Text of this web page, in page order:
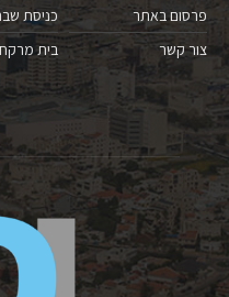
פרסום באתר
צור קשר
כניסת
בית